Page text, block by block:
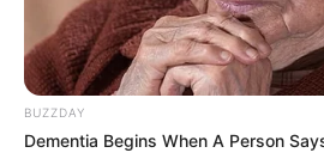
BUZZDAY
Dementia Begins When A Person